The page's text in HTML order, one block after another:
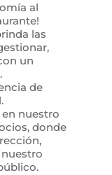
al
las
un
de
nuestro
donde